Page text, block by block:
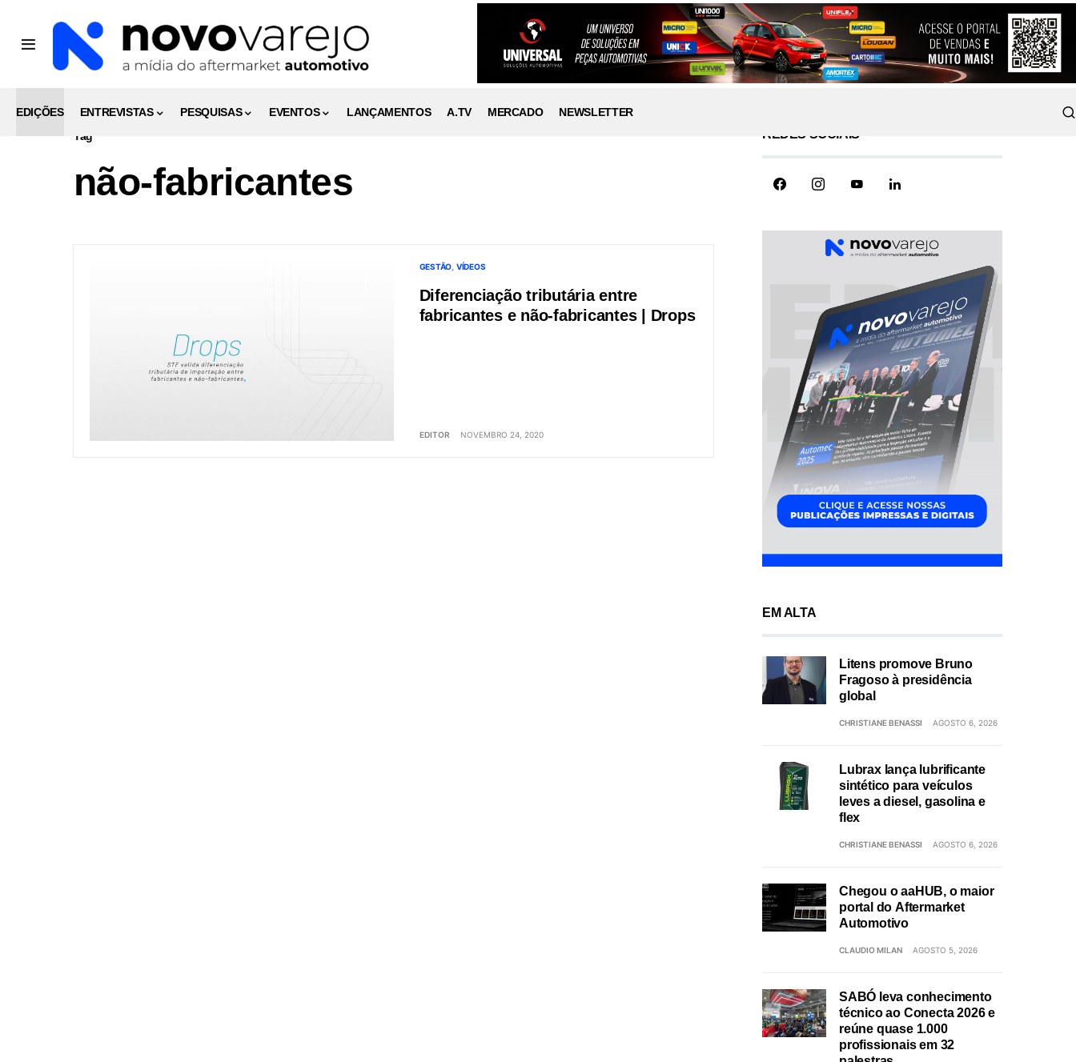
EDIÇÕES ENTREVISTAS PESQUISAS EVENTOS LANÇAMENTOS A.TV MERCADO
NEWSLETTER
Tag
não-fabricantes
GESTÃO VÍDEOS
Diferenciação tributária entre
fabricantes e não-fabricantes | Drops
EDITOR NOVEMBRO 24, 2020
REDES SOCIAIS
EM ALTA
Litens promove Bruno
Fragoso à presidência
global
CHRISTIANE BENASSI AGOSTO 6, 2026
Lubrax lança lubrificante
sintético para veículos
leves a diesel, gasolina e
flex
CHRISTIANE BENASSI AGOSTO 6, 2026
Chegou o aaHUB, o maior
portal do Aftermarket
Automotivo
CLAUDIO MILAN AGOSTO 5, 2026
SABÓ leva conhecimento
técnico ao Conecta 2026 e
reúne quase 1.000
profissionais em 32